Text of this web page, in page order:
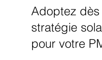
Adoptez dès
stratégie
pour votre